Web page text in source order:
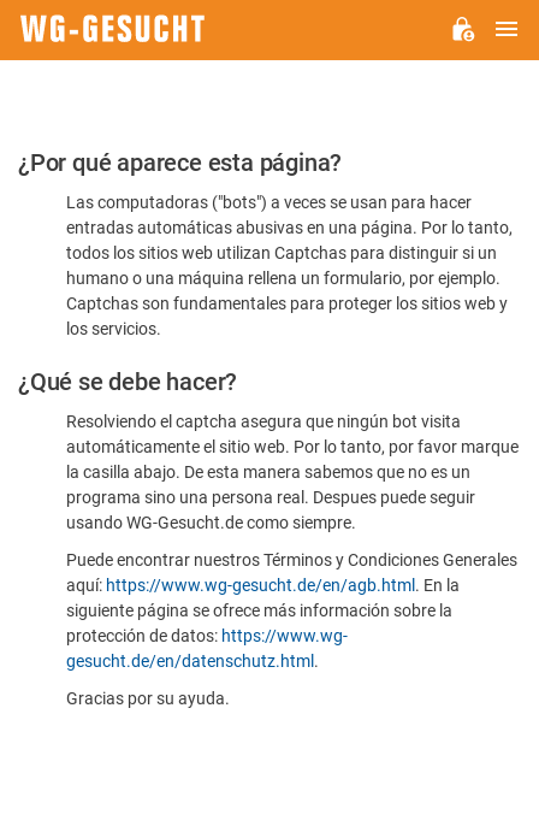
Por
favor,
confirme
humano
¿Por qué aparece esta página?
Las computadoras ("bots") a veces se usan para hacer
entradas automáticas abusivas en una página. Por lo tanto,
todos los sitios web utilizan Captchas para distinguir si un
humano o una máquina rellena un formulario, por ejemplo.
Captchas son fundamentales para proteger los sitios web y
los servicios.
¿Qué se debe hacer?
Resolviendo el captcha asegura que ningún bot visita
automáticamente el sitio web. Por lo tanto, por favor marque
la casilla abajo. De esta manera sabemos que no es un
programa sino una persona real. Despues puede seguir
usando WG-Gesucht.de como siempre.
Puede encontrar nuestros Términos y Condiciones Generales
aquí: https://www.wg-gesucht.de/en/agb.html . En la
siguiente página se ofrece más información sobre la
protección de datos: https://www.wg-
gesucht.de/en/datenschutz.html .
Gracias por su ayuda.